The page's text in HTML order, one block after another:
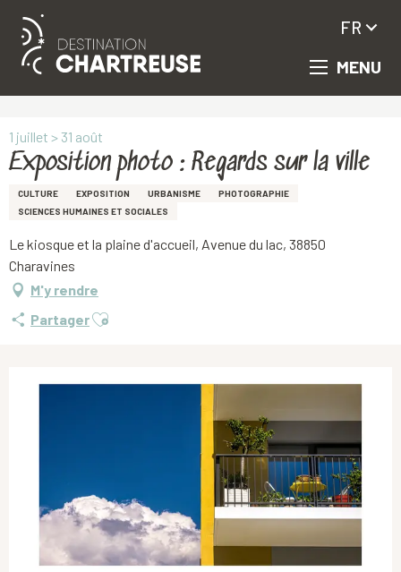
Aller
principal
MENU
FR
1 juillet > 31 août
Exposition photo : Regards sur la ville
CULTURE EXPOSITION URBANISME
PHOTOGRAPHIE
SCIENCES HUMAINES ET SOCIALES
Le kiosque et la plaine d'accueil, Avenue du lac, 38850
Charavines
M'y rendre
PartagerAjouter aux favoris